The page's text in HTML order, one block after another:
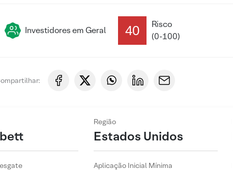
Investidores em Geral 40
Risco
(0-100)
Região
Estados Unidos
Aplicação Inicial Mínima